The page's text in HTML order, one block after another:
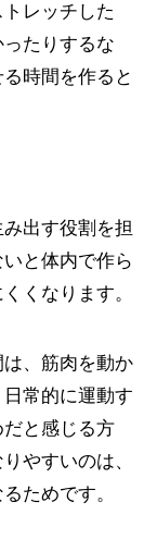
レッチした
たりするな
時間を作ると
出す役割を担
と体内で作ら
くなります。
、筋肉を動か
常的に運動す
と感じる方
やすいのは、
ためです。